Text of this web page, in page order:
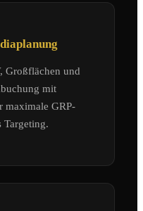
Großflächen und
mit
maximale GRP-
Targeting.